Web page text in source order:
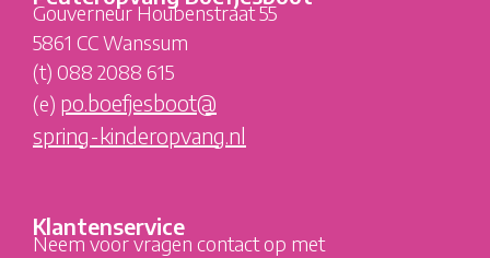
Gouverneur Houbenstraat 55
5861 CC Wanssum
(t) 088 2088 615
(e) po.boefjesboot@
spring-kinderopvang.nl
Klantenservice
Neem voor vragen contact op met